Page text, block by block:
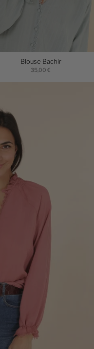
Blouse Bachir
35,00 €